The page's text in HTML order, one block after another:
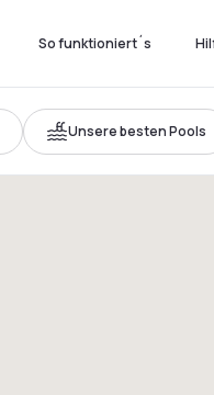
So funktioniert´s
Unsere besten Pools